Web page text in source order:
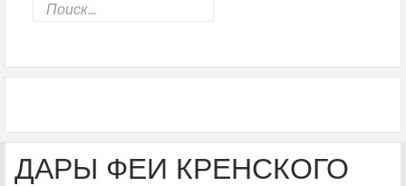
ДАРЫ ФЕИ КРЕНСКОГО